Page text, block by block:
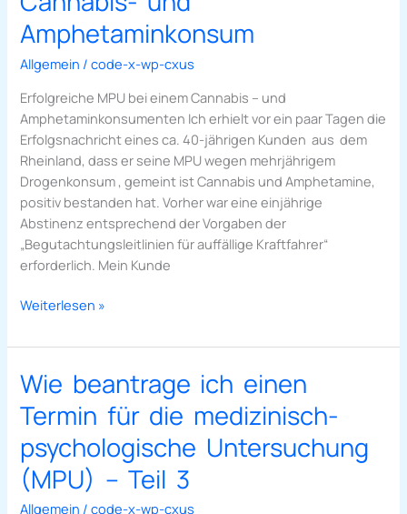
Amphetaminkonsum
Allgemein /code-x-wp-cxus
Erfolgreiche MPU bei einem Cannabis – und
Amphetaminkonsumenten Ich erhielt vor ein paar Tagen die
Erfolgsnachricht eines ca. 40-jährigen Kunden aus dem
Rheinland, dass er seine MPU wegen mehrjährigem
Drogenkonsum , gemeint ist Cannabis und Amphetamine,
positiv bestanden hat. Vorher war eine einjährige
Abstinenz entsprechend der Vorgaben der
„Begutachtungsleitlinien für auffällige Kraftfahrer“
erforderlich. Mein Kunde
wegen
Cannabis-
und
Amphetaminkonsum
Weiterlesen »
Wie beantrage ich einen
Termin für die medizinisch-
psychologische Untersuchung
(MPU) – Teil 3
Allgemein /code-x-wp-cxus
Wie
beantrage
ich
einen
Termin
für
die